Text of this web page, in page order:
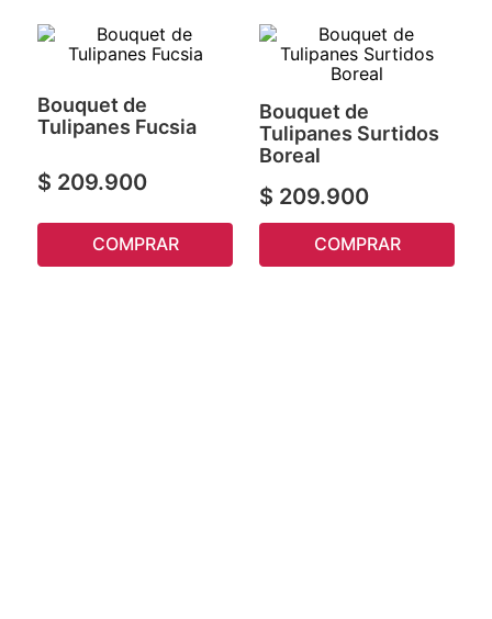
Bouquet de
Tulipanes Fucsia
$ 209.900
COMPRAR
Bouquet de
Tulipanes Surtidos
Boreal
$ 209.900
COMPRAR